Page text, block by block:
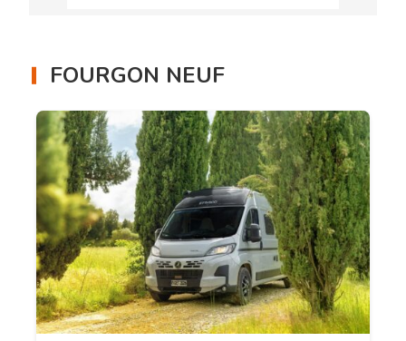
FOURGON NEUF